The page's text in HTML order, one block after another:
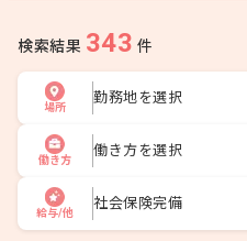
検索結果 343 件
場所
勤務地を選択
働き方
働き方を選択
給与/他
社会保険完備